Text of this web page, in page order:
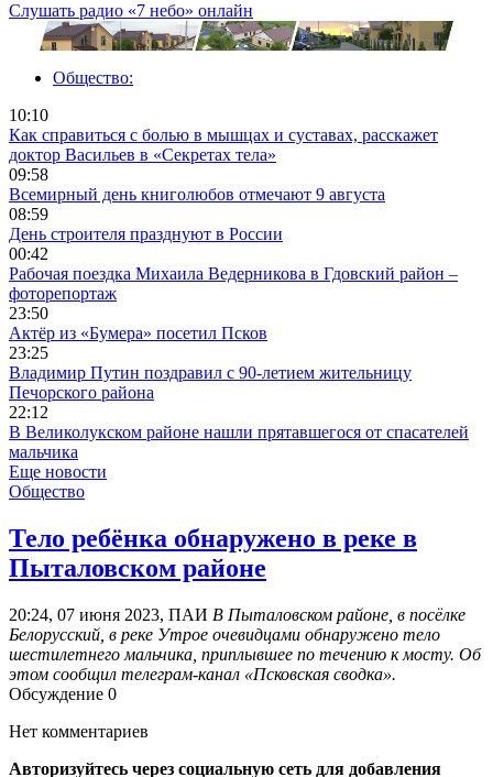
Слушать радио «7 небо» онлайн
Общество:
10:10
Как справиться с болью в мышцах и суставах, расскажет
доктор Васильев в «Секретах тела»
09:58
Всемирный день книголюбов отмечают 9 августа
08:59
День строителя празднуют в России
00:42
Рабочая поездка Михаила Ведерникова в Гдовский район –
фоторепортаж
23:50
Актёр из «Бумера» посетил Псков
23:25
Владимир Путин поздравил с 90-летием жительницу
Печорского района
22:12
В Великолукском районе нашли прятавшегося от спасателей
мальчика
Еще новости
Общество
Тело ребёнка обнаружено в реке в
Пыталовском районе
20:24, 07 июня 2023, ПАИ В Пыталовском районе, в посёлке
Белорусский, в реке Утрое очевидцами обнаружено тело
шестилетнего мальчика, приплывшее по течению к мосту. Об
этом сообщил телеграм-канал «Псковская сводка».
Обсуждение 0
Нет комментариев
Авторизуйтесь через социальную сеть для добавления